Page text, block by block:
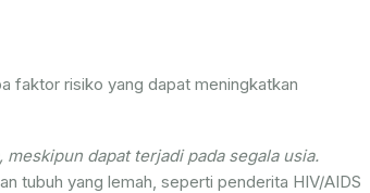
faktor risiko yang dapat meningkatkan
dapat terjadi pada segala usia.
tubuh yang lemah, seperti penderita HIV/AIDS